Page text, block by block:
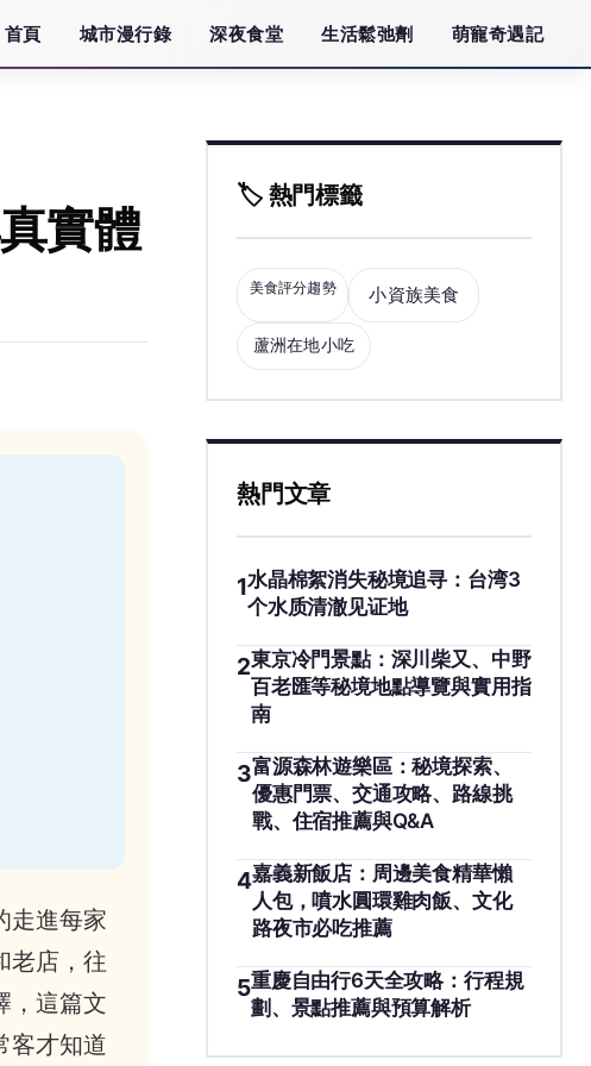
首頁 城市漫行錄 深夜食堂 生活鬆弛劑 萌寵奇遇記
實體
走進每家
老店，往
，這篇文
客才知道
🏷️ 熱門標籤
美食評分趨勢 小資族美食
蘆洲在地小吃
熱門文章
1水晶棉絮消失秘境追寻：台湾3
个水质清澈见证地
2東京冷門景點：深川柴又、中野
百老匯等秘境地點導覽與實用指
南
3富源森林遊樂區：秘境探索、
優惠門票、交通攻略、路線挑
戰、住宿推薦與Q&A
4嘉義新飯店：周邊美食精華懶
人包，噴水圓環雞肉飯、文化
路夜市必吃推薦
5重慶自由行6天全攻略：行程規
劃、景點推薦與預算解析